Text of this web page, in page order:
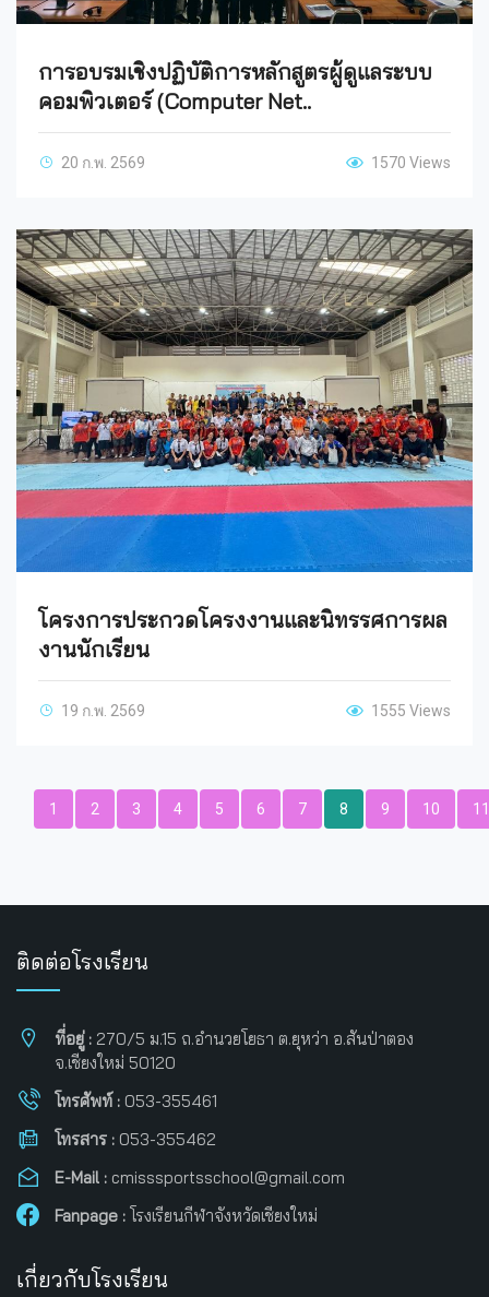
การอบรมเชิงปฏิบัติการหลักสูตรผู้ดูแลระบบ
คอมพิวเตอร์ (Computer Net..
20 ก.พ. 2569 1570 Views
โครงการประกวดโครงงานและนิทรรศการผล
งานนักเรียน
19 ก.พ. 2569 1555 Views
1 2 3 4 5 6 7 8 9 10 11
ติดต่อโรงเรียน
ที่อยู่ : 270/5 ม.15 ถ.อำนวยโยธา ต.ยุหว่า อ.สันป่าตอง
จ.เชียงใหม่ 50120
โทรศัพท์ : 053-355461
โทรสาร : 053-355462
E-Mail : cmisssportsschool@gmail.com
Fanpage : โรงเรียนกีฬาจังหวัดเชียงใหม่
เกี่ยวกับโรงเรียน